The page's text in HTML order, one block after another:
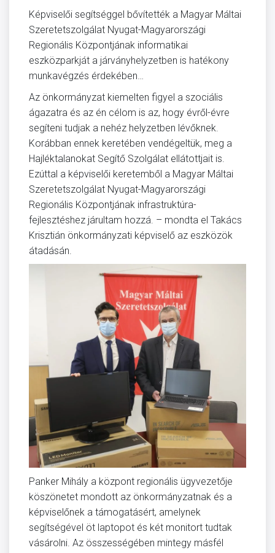
Képviselői segítséggel bővítették a Magyar Máltai
Szeretetszolgálat Nyugat-Magyarországi
Regionális Központjának informatikai
eszközparkját a járványhelyzetben is hatékony
munkavégzés érdekében…
Az önkormányzat kiemelten figyel a szociális
ágazatra és az én célom is az, hogy évről-évre
segíteni tudjak a nehéz helyzetben lévőknek.
Korábban ennek keretében vendégeltük, meg a
Hajléktalanokat Segítő Szolgálat ellátottjait is.
Ezúttal a képviselői keretemből a Magyar Máltai
Szeretetszolgálat Nyugat-Magyarországi
Regionális Központjának infrastruktúra-
fejlesztéshez járultam hozzá. – mondta el Takács
Krisztián önkormányzati képviselő az eszközök
átadásán.
Panker Mihály a központ regionális ügyvezetője
köszönetet mondott az önkormányzatnak és a
képviselőnek a támogatásért, amelynek
segítségével öt laptopot és két monitort tudtak
vásárolni. Az összességében mintegy másfél